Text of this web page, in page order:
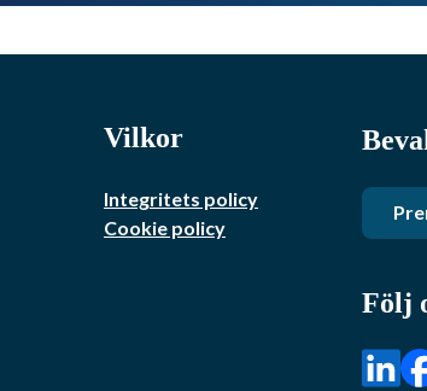
Vilkor
Integritets policy
Cookie policy
Följ